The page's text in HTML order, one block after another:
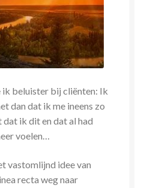
Meditatieve haiku’s
der Zuilen
ik beluister bij cliënten: Ik
dan dat ik me ineens zo
ik dit en dat al had
voelen…
vastomlijnd idee van
recta weg naar